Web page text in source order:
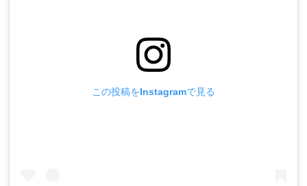
この投稿をInstagramで見る